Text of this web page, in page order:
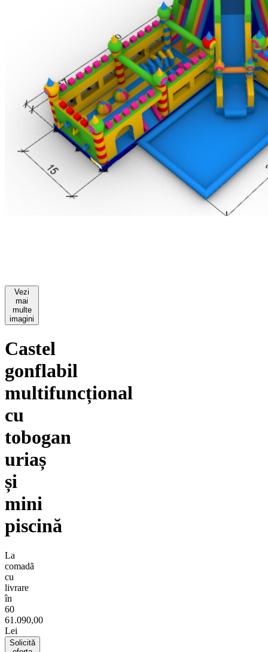
Vezi
mai
multe
imagini
Castel
gonflabil
multifuncțional
cu
tobogan
uriaș
și
mini
piscină
La
comadã
cu
livrare
în
60
61.090,00
Lei
Solicită